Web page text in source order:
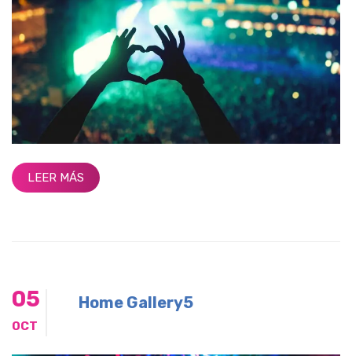
LEER MÁS
05
OCT
Home Gallery5